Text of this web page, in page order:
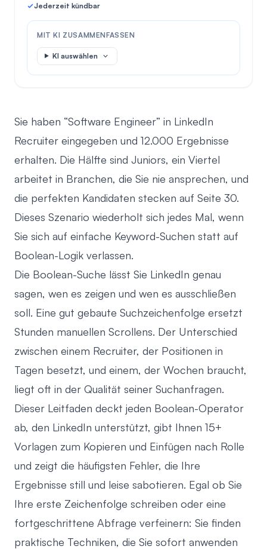
Jederzeit kündbar
MIT KI ZUSAMMENFASSEN
KI auswählen
Sie haben “Software Engineer” in LinkedIn
Recruiter eingegeben und 12.000 Ergebnisse
erhalten. Die Hälfte sind Juniors, ein Viertel
arbeitet in Branchen, die Sie nie ansprechen, und
die perfekten Kandidaten stecken auf Seite 30.
Dieses Szenario wiederholt sich jedes Mal, wenn
Sie sich auf einfache Keyword-Suchen statt auf
Boolean-Logik verlassen.
Die Boolean-Suche lässt Sie LinkedIn genau
sagen, wen es zeigen und wen es ausschließen
soll. Eine gut gebaute Suchzeichenfolge ersetzt
Stunden manuellen Scrollens. Der Unterschied
zwischen einem Recruiter, der Positionen in
Tagen besetzt, und einem, der Wochen braucht,
liegt oft in der Qualität seiner Suchanfragen.
Dieser Leitfaden deckt jeden Boolean-Operator
ab, den LinkedIn unterstützt, gibt Ihnen 15+
Vorlagen zum Kopieren und Einfügen nach Rolle
und zeigt die häufigsten Fehler, die Ihre
Ergebnisse still und leise sabotieren. Egal ob Sie
Ihre erste Zeichenfolge schreiben oder eine
fortgeschrittene Abfrage verfeinern: Sie finden
praktische Techniken, die Sie sofort anwenden